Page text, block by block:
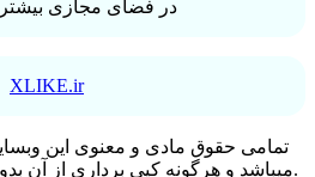
در فضای مجازی بیشتر
XLIKE.ir
تمامی حقوق مادی و معنوی اين
ميباشد و هرگونه کپی برداری از آن بدون ذکر منبع حرام می باشد.